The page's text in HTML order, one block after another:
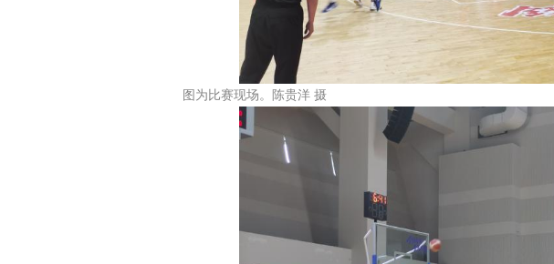
图为比赛现场。陈贵洋 摄